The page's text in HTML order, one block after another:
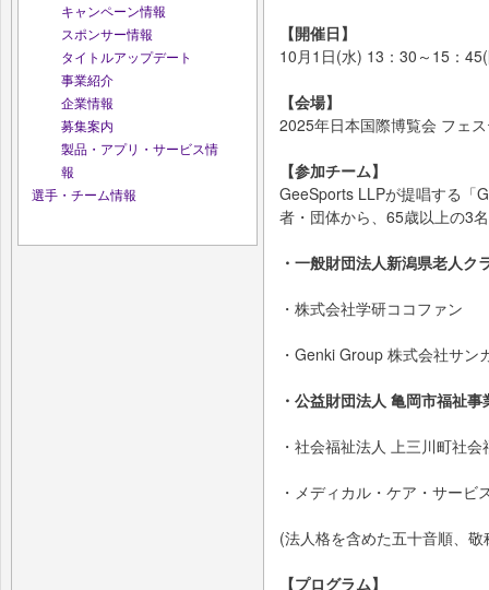
キャンペーン情報
スポンサー情報
タイトルアップデート
事業紹介
企業情報
募集案内
製品・アプリ・サービス情
報
選手・チーム情報
【開催日】
10月1日(水) 13：30～15：
【会場】
2025年日本国際博覧会 フェ
【参加チーム】
GeeSports LLPが提唱する「
者・団体から、65歳以上の3
・一般財団法人新潟県老人ク
・株式会社学研ココファン
・Genki Group 株式会社サン
・公益財団法人 亀岡市福祉事
・社会福祉法人 上三川町社
・メディカル・ケア・サー
(法人格を含めた五十音順、敬
【プログラム】